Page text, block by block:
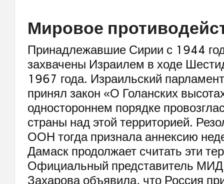
Мировое
Принадлежавшие Сирии с 1944
захвачены Израилем в ходе
1967 года. Израильский
принял закон «О Голанских
одностороннем порядке
страны над этой территорией.
ООН тогда признала аннексию
Дамаск продолжает считать эти
Официальный представитель
Захарова объявила, что Россия